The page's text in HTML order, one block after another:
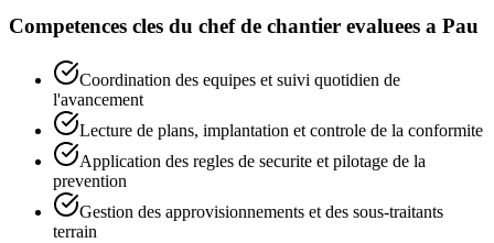
Competences cles du chef de chantier evaluees a Pau
Coordination des equipes et suivi quotidien de
l'avancement
Lecture de plans, implantation et controle de la conformite
Application des regles de securite et pilotage de la
prevention
Gestion des approvisionnements et des sous-traitants
terrain